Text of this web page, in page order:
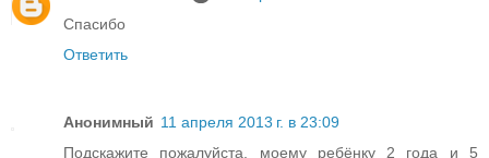
Спасибо
Ответить
Анонимный 11 апреля 2013 г. в 23:09
Подскажите пожалуйста, моему ребёнку 2 года и 5